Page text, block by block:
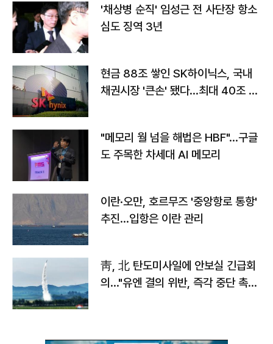
'채상병 순직' 임성근 전 사단장 항소
심도 징역 3년
현금 88조 쌓인 SK하이닉스, 국내
채권시장 '큰손' 됐다…최대 40조 투
"메모리 월 넘을 해법은 HBF"…구글
도 주목한 차세대 AI 메모리
이란·오만, 호르무즈 '중앙항로 통항'
추진…입항은 이란 관리
靑, 北 탄도미사일에 안보실 긴급회
의…"유엔 결의 위반, 즉각 중단 촉